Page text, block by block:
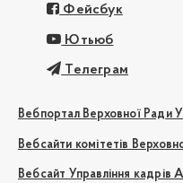
Фейсбук
Ютьюб
Телеграм
Вебпортал Верховної Ради
Вебсайти комітетів
Вебсайт Управління кадрів